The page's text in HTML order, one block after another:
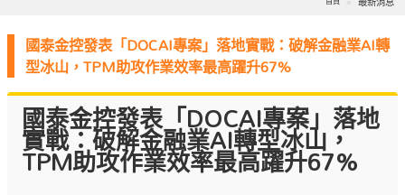
國泰金控發表「DOCAI專案」落地實戰：破解金融業AI轉
型冰山，TPM助攻作業效率最高躍升67%
國泰金控發表「DOCAI專案」落地
實戰：破解金融業AI轉型冰山，
TPM助攻作業效率最高躍升67%